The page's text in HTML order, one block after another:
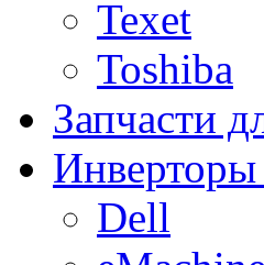
Texet
Toshiba
Запчасти
Инверторы
Dell